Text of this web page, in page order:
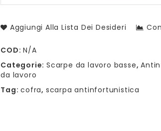
Aggiungi Alla Lista Dei Desideri
COD:N/A
Categorie:Scarpe da lavoro basse,
da lavoro
Tag:cofra, scarpa antinfortunistica